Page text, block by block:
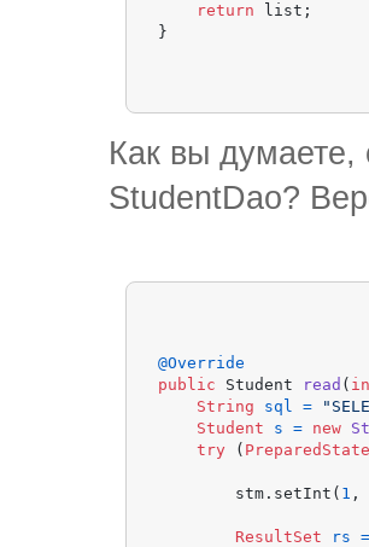
return list;
Как вы думаете,
StudentDao?
@Override
public Student read (
String
sql =
Student
s = new
try (
        stm.setInt(
1 ,
ResultSet rs =